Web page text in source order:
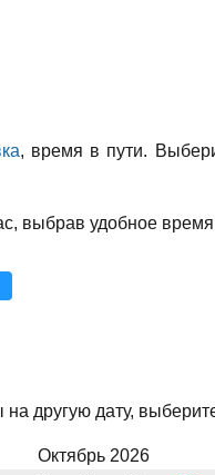
, время в пути.
выбрав удобное
другую дату,
Октябрь 2026